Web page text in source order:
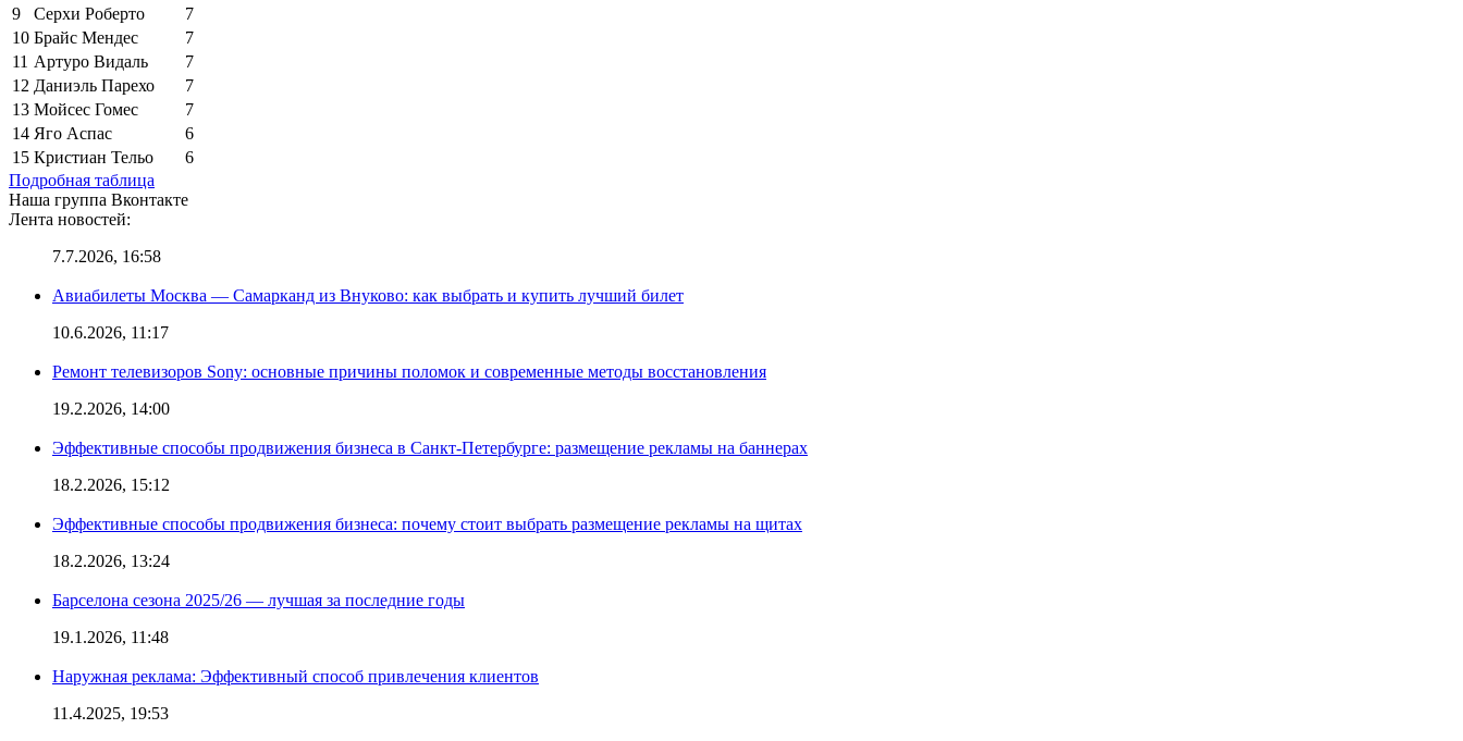
9
Серхи Роберто
7
10 Брайс Мендес
7
11 Артуро Видаль
7
12 Даниэль Парехо
7
13 Мойсес Гомес
7
14 Яго Аспас
6
15 Кристиан Тельо
6
Подробная таблица
Наша группа Вконтакте
Лента новостей:
7.7.2026, 16:58
Авиабилеты Москва — Самарканд из Внуково: как выбрать и купить лучший билет
10.6.2026, 11:17
Ремонт телевизоров Sony: основные причины поломок и современные методы восстановления
19.2.2026, 14:00
Эффективные способы продвижения бизнеса в Санкт-Петербурге: размещение рекламы на баннерах
18.2.2026, 15:12
Эффективные способы продвижения бизнеса: почему стоит выбрать размещение рекламы на щитах
18.2.2026, 13:24
Барселона сезона 2025/26 — лучшая за последние годы
19.1.2026, 11:48
Наружная реклама: Эффективный способ привлечения клиентов
11.4.2025, 19:53